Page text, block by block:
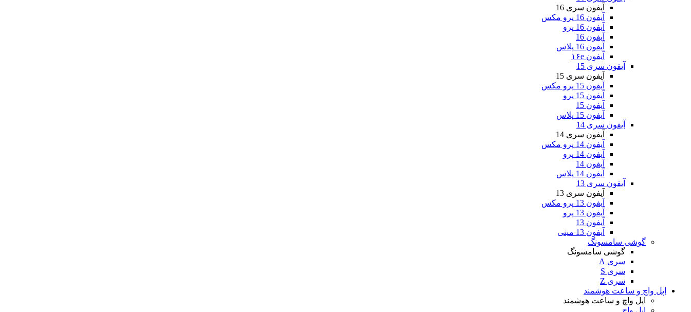
آیفون سری 16
آیفون 16 پرو مکس
آیفون 16 پرو
آیفون 16
آیفون 16 پلاس
آیفون ۱۶e
آیفون سری 15
آیفون سری 15
آیفون 15 پرو مکس
آیفون 15 پرو
آیفون 15
آیفون 15 پلاس
آیفون سری 14
آیفون سری 14
آیفون 14 پرو مکس
آیفون 14 پرو
آیفون 14
آیفون 14 پلاس
آیفون سری 13
آیفون سری 13
آیفون 13 پرو مکس
آیفون 13 پرو
آیفون 13
آیفون 13 مینی
گوشی سامسونگ
گوشی سامسونگ
سری A
سری S
سری Z
اپل واچ و ساعت هوشمند
اپل واچ و ساعت هوشمند